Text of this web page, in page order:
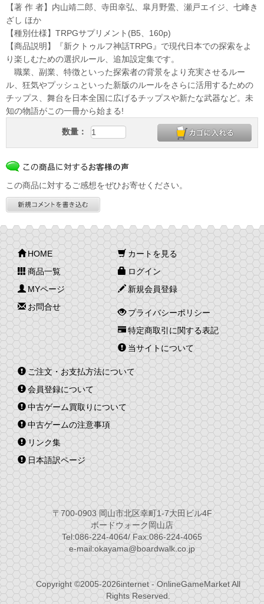
【著 作 者】内山靖二郎、寺田幸弘、皐月野鷽、瀬戸エイジ、七峰き
ざし ほか
【種別仕様】TRPGサプリメント(B5、160p)
【商品説明】『新クトゥルフ神話TRPG』で現代日本での探索をよ
り楽しむための選択ルール、追加設定集です。
職業、副業、特徴といった探索者の背景をより充実させるルー
ル、狂気やプッシュといった新版のルールをさらに活用するための
チップス、舞台を日本全国に広げるチップスや新たな武器など。未
知の物語がこの一冊から始まる!
数量：
この商品に対するご感想をぜひお寄せください。
HOME
商品一覧
MYページ
お問合せ
カートを見る
ログイン
新規会員登録
プライバシーポリシー
特定商取引に関する表記
当サイトについて
ご注文・お支払方法について
会員登録について
中古ゲーム買取りについて
中古ゲームの注意事項
リンク集
日本語訳ページ
〒700-0903 岡山市北区幸町1-7大田ビル4F
ボードウォーク岡山店
Tel:086-224-4064/ Fax:086-224-4065
e-mail:okayama@boardwalk.co.jp
Copyright ©2005-2026internet - OnlineGameMarket All
Rights Reserved.